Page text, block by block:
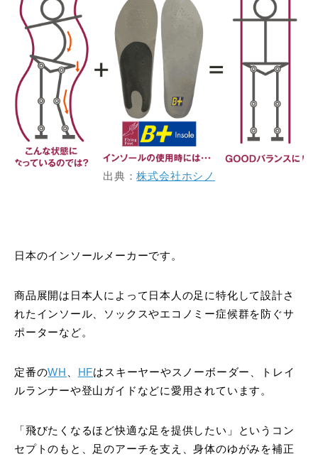
出典：株式会社ホシノ
日本のインソールメーカーです。
商品展開は日本人によって日本人の足に特化して設計さ
れたインソール、ソックスやエコノミー症候群を防ぐサ
ポーターなど。
定番のWH 、 HFはスキーヤーやスノーボーダー、トレイ
ルランナーや登山ガイドなどに愛用されています。
「飛びたくなるほど快適な足を提供したい」というコン
セプトのもと、足のアーチを支え、身体のゆがみを補正